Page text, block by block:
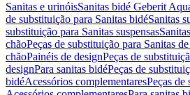
Sanitas e urinóisSanitas bidé Geberit
de substituição para Sanitas bidéSanitas
substituição para Sanitas suspensas
chãoPeças de substituição para Sanitas
chãoPainéis de designPeças de
designPara sanitas bidéPeças de
bidéAcessórios complementaresPeças de